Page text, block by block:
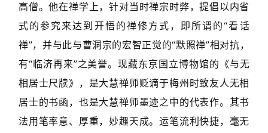
高僧。他在禅学上，针对当时禅宗时弊，提倡以内省
式的参究来达到开悟的禅修方式，即所谓的“看话
禅”，并与此与曹洞宗的宏智正觉的“默照禅”相对抗，
有“临济再来”之美誉。现藏东京国立博物馆的《与无
相居士尺牍》，是大慧禅师贬谪于梅州时致友人无相
居士的书函，也是大慧禅师墨迹之中的代表作。其书
法用笔率意、厚重，妙趣天成。运笔流利快捷，毫无